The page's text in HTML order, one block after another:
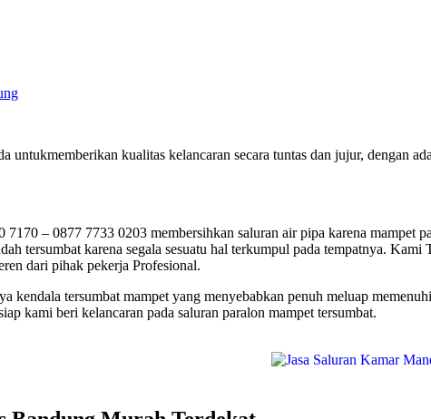
untukmemberikan kualitas kelancaran secara tuntas dan jujur, dengan
– 0877 7733 0203 membersihkan saluran air pipa karena mampet
tersumbat karena segala sesuatu hal terkumpul pada tempatnya.
dari pihak pekerja Profesional.
kendala tersumbat mampet yang menyebabkan penuh meluap
kami beri kelancaran pada saluran paralon mampet tersumbat.